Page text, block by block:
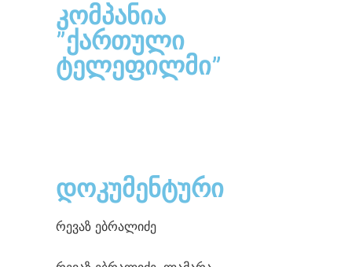
კომპანია
”ქართული
ტელეფილმი”
დოკუმენტური
რევაზ ებრალიძე